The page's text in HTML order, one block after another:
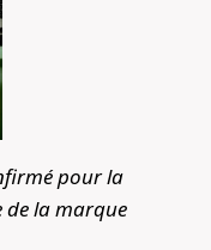
pour la
de la marque